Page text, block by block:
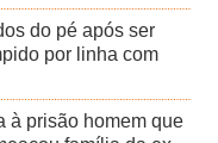
do pé após ser
por linha com
à prisão homem que